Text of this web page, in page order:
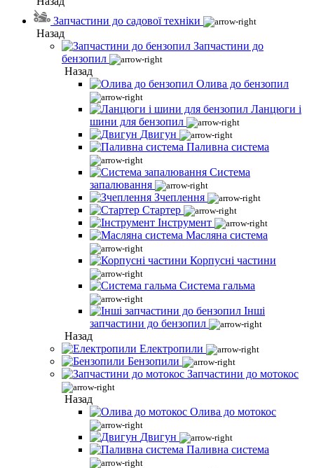
Запчастини до садової техніки
Назад
Запчастини до
бензопил
Назад
Олива до бензопил
Ланцюги і
шини для бензопил
Двигун
Паливна система
Система
запалювання
Зчеплення
Стартер
Інструмент
Масляна система
Корпусні частини
Система гальма
Інші
запчастини до бензопил
Назад
Електропили
Бензопили
Запчастини до мотокос
Назад
Олива до мотокос
Двигун
Паливна система